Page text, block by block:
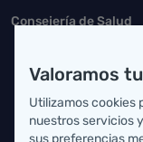
Consejería de Salud
942208130
Valoramos
Utilizamos cookies
nuestros servicios
sus preferencias